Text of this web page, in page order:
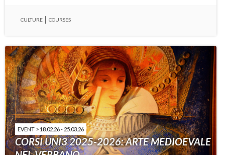
CULTURE COURSES
EVENT > 18.02.26 - 25.03.26
CORSI UNI3 2025-2026: ARTE MEDIOEVALE